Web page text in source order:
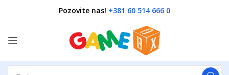
Pozovite nas! +381 60 514 666 0